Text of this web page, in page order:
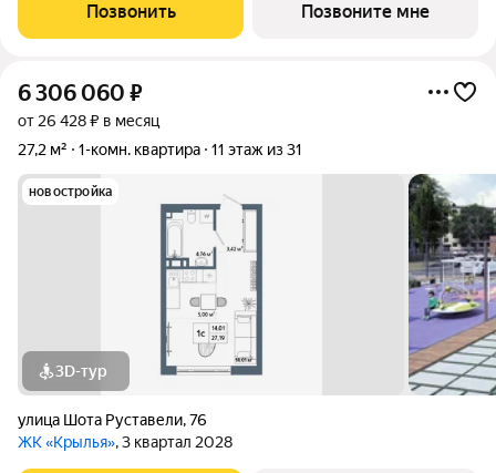
Позвонить Позвоните мне
6 306 060 ₽
от 26 428 ₽ в месяц
27,2 м²
1-комн. квартира 11 этаж из 31
новостройка
3D-тур
улица Шота Руставели,76
ЖК «Крылья», 3 квартал 2028